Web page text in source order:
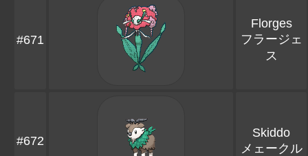
#671
Florges
フラージェ
ス
#672
Skiddo
メェークル